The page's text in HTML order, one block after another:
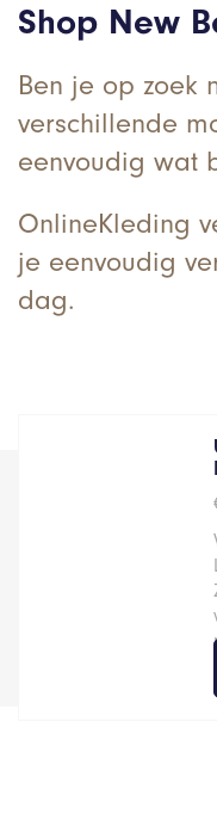
Shop New
Ben je op zoek
verschillende
eenvoudig wat
OnlineKleding
je eenvoudig
dag.